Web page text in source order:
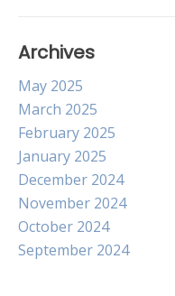
Archives
May 2025
March 2025
February 2025
January 2025
December 2024
November 2024
October 2024
September 2024